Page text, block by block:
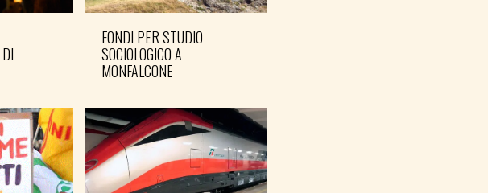
FONDI PER STUDIO
SOCIOLOGICO A
MONFALCONE